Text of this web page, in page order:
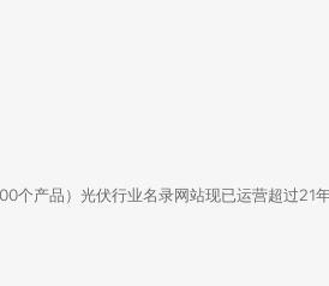
产品）光伏行业名录网站现已运营超过21